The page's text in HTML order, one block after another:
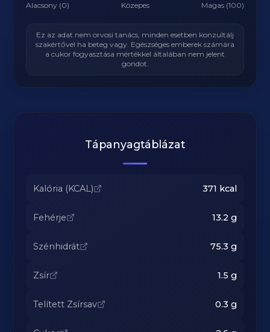
Alacsony (0) Közepes Magas (100)
Ez az adat nem orvosi tanács, minden esetben konzultálj
szakértővel ha beteg vagy. Egészséges emberek számára
a cukor fogyasztása mértékkel általában nem jelent
gondot.
Tápanyagtáblázat
Kalória (KCAL) 371 kcal
Fehérje 13.2 g
Szénhidrát 75.3 g
Zsír 1.5 g
Telített Zsírsav 0.3 g